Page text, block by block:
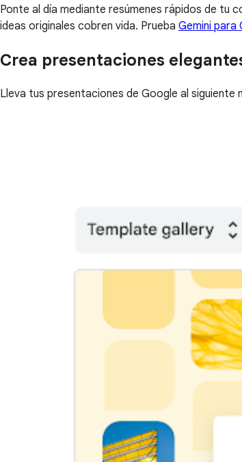
Ponte al día mediante resúmenes rápidos de tu
ideas originales cobren vida. Prueba Gemini para
Crea presentaciones
Lleva tus presentaciones de Google al siguiente